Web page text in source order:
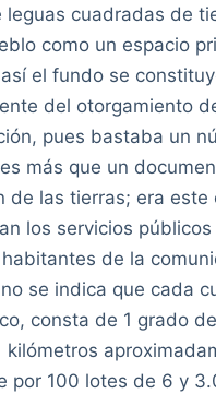
leguas cuadradas de
como un espacio
el fundo se
del otorgamiento
pues bastaba un
más que un
era este el lugar donde se
los servicios
de la
se indica que cada
consta de 1 grado
kilómetros
por 100 lotes de 6 y